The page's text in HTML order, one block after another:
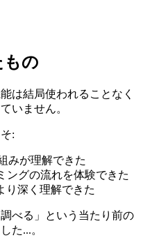
もの
は結局使われることなく
いません。
:
みが理解できた
ングの流れを体験できた
り深く理解できた
べる」という当たり前の
た...。